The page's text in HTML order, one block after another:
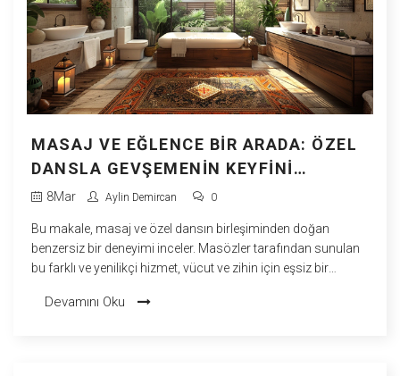
MASAJ VE EĞLENCE BIR ARADA: ÖZEL
DANSLA GEVŞEMENIN KEYFINI
ÇIKARIN
8Mar Aylin Demircan 0
Bu makale, masaj ve özel dansın birleşiminden doğan
benzersiz bir deneyimi inceler. Masözler tarafından sunulan
bu farklı ve yenilikçi hizmet, vücut ve zihin için eşsiz bir
sağlık yararlarından ve özel dansın masaj deneyimine nasıl
Devamını Oku